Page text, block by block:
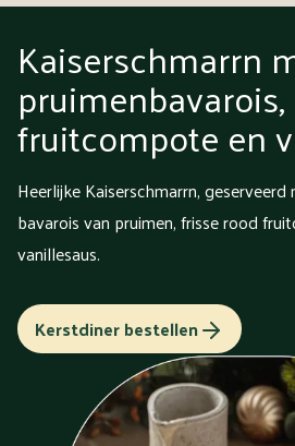
Kaiserschmarrn
fruitcompote en
Heerlijke Kaiserschmarrn,
bavarois van pruimen, frisse rood
vanillesaus.
Kerstdiner bestellen